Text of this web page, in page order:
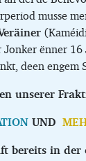
musse
ënner
deen
unserer
UND
bereits in